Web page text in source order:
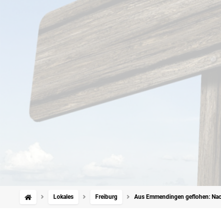
Lokales Freiburg Aus Emmendingen geflohen: